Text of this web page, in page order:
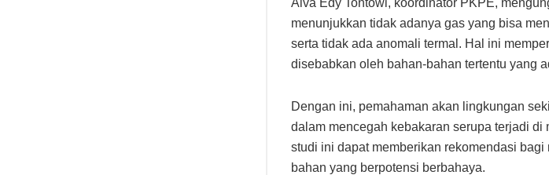
menunjukkan tidak adanya gas yang bisa
serta tidak ada anomali termal. Hal ini
disebabkan oleh bahan-bahan tertentu yang
Dengan ini, pemahaman akan lingkungan
dalam mencegah kebakaran serupa terjadi di
studi ini dapat memberikan rekomendasi
bahan yang berpotensi berbahaya.